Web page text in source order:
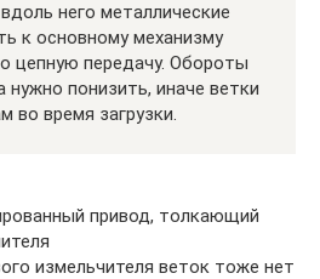
него металлические
к основному механизму
цепную передачу. Обороты
нужно понизить, иначе ветки
во время загрузки.
привод, толкающий
измельчителя веток тоже нет